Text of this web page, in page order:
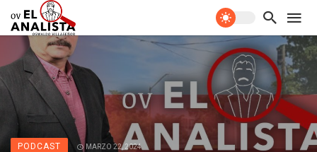
PODCAST MARZO 22, 2024